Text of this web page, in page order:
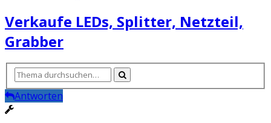
Verkaufe LEDs, Splitter, Netzteil,
Grabber
Antworten